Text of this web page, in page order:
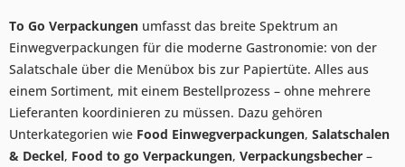
To Go Verpackungen umfasst das breite Spektrum an
Einwegverpackungen für die moderne Gastronomie: von der
Salatschale über die Menübox bis zur Papiertüte. Alles aus
einem Sortiment, mit einem Bestellprozess – ohne mehrere
Lieferanten koordinieren zu müssen. Dazu gehören
Unterkategorien wie Food Einwegverpackungen, Salatschalen
& Deckel, Food to go Verpackungen, Verpackungsbecher –